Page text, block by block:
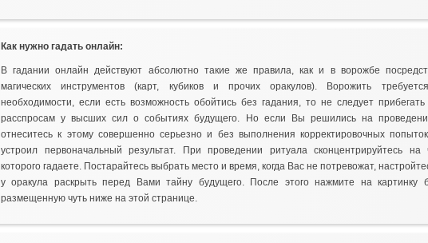
Как нужно гадать онлайн:
В гадании онлайн действуют абсолютно такие же правила, как и в ворожбе
магических инструментов (карт, кубиков и прочих оракулов). Ворожить
необходимости, если есть возможность обойтись без гадания, то не следует
расспросам у высших сил о событиях будущего. Но если Вы решились на
отнеситесь к этому совершенно серьезно и без выполнения корректировочных
устроил первоначальный результат. При проведении ритуала сконцентрируйтесь на
которого гадаете. Постарайтесь выбрать место и время, когда Вас не потревожат,
у оракула раскрыть перед Вами тайну будущего. После этого нажмите на картинку
размещенную чуть ниже на этой странице.